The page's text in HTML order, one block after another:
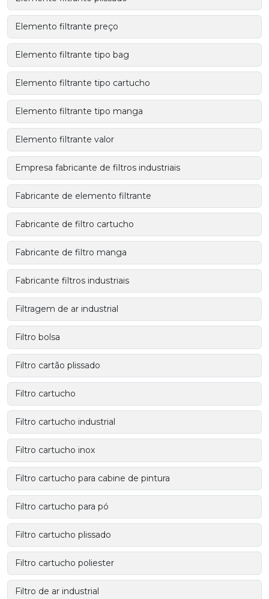
Elemento filtrante preço
Elemento filtrante tipo bag
Elemento filtrante tipo cartucho
Elemento filtrante tipo manga
Elemento filtrante valor
Empresa fabricante de filtros industriais
Fabricante de elemento filtrante
Fabricante de filtro cartucho
Fabricante de filtro manga
Fabricante filtros industriais
Filtragem de ar industrial
Filtro bolsa
Filtro cartão plissado
Filtro cartucho
Filtro cartucho industrial
Filtro cartucho inox
Filtro cartucho para cabine de pintura
Filtro cartucho para pó
Filtro cartucho plissado
Filtro cartucho poliester
Filtro de ar industrial